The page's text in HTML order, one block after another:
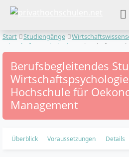
Start Studiengänge
Wirtschaftspsychologie
Berufsbegleitendes
Wirtschaftspsychologie
Hochschule für
Management
Überblick Voraussetzungen Details